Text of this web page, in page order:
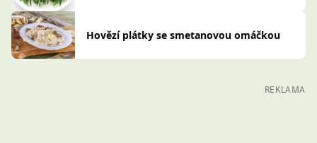
Hovězí plátky se smetanovou omáčkou
REKLAMA